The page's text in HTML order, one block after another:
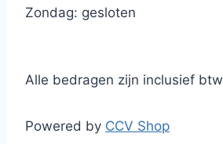
Zondag: gesloten
Alle bedragen zijn inclusief btw
Powered by CCV Shop